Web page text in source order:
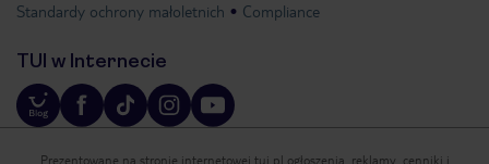
Standardy ochrony małoletnich
Compliance
TUI w Internecie
Prezentowane na stronie internetowej tui.pl ogłoszenia, reklamy, cenniki i